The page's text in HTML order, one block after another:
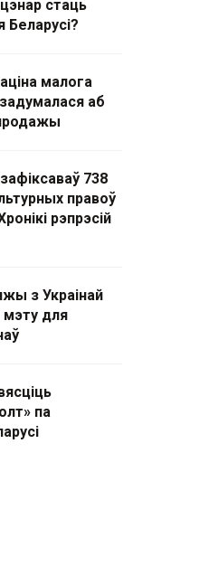
стаць
малога
задумалася аб
738
правоў
рэпрэсій
з Украінай
мэту для
па